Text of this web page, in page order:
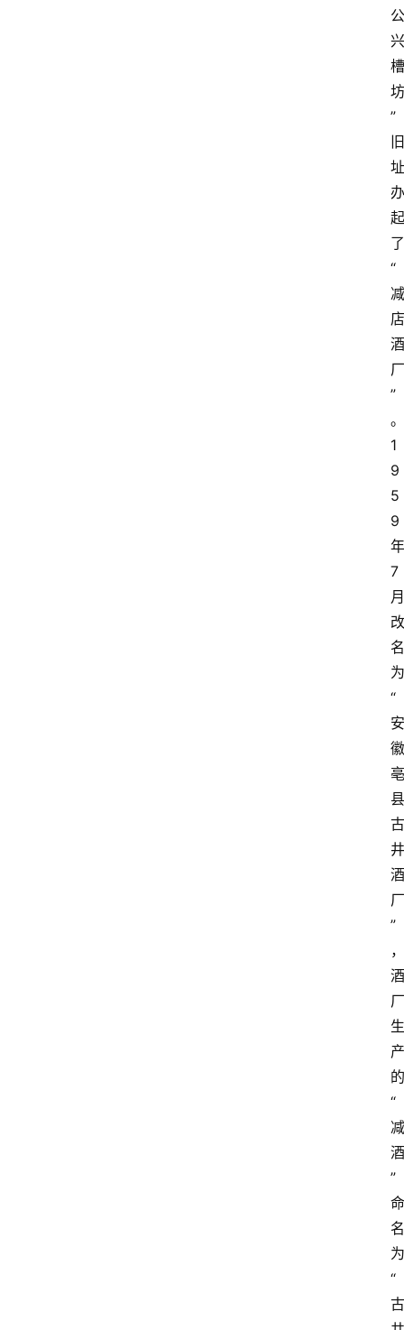
公
兴
槽
坊
”
旧
址
办
起
了
“
减
店
酒
厂
”
。
1
9
5
9
年
7
月
改
名
为
“
安
徽
亳
县
古
井
酒
厂
”
，
酒
厂
生
产
的
“
减
酒
”
命
名
为
“
古